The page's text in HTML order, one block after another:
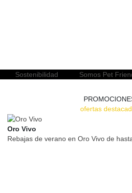
Sostenibilidad Somos Pet
ofertas
Oro Vivo
Rebajas de verano en Oro Vivo de